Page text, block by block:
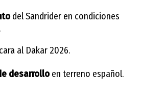
del Sandrider en condiciones
al Dakar 2026.
desarrollo en terreno español.